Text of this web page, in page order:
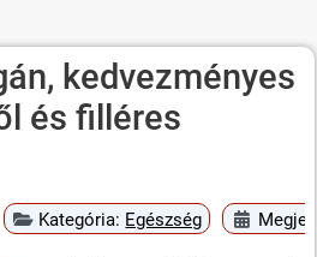
kedvezményes
és filléres
Kategória: Egészség